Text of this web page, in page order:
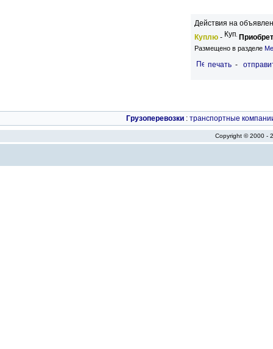
Действия на
Куплю -
Размещено в разделе
печать -
Грузоперевозки : транспортные
Copyright © 2000 -